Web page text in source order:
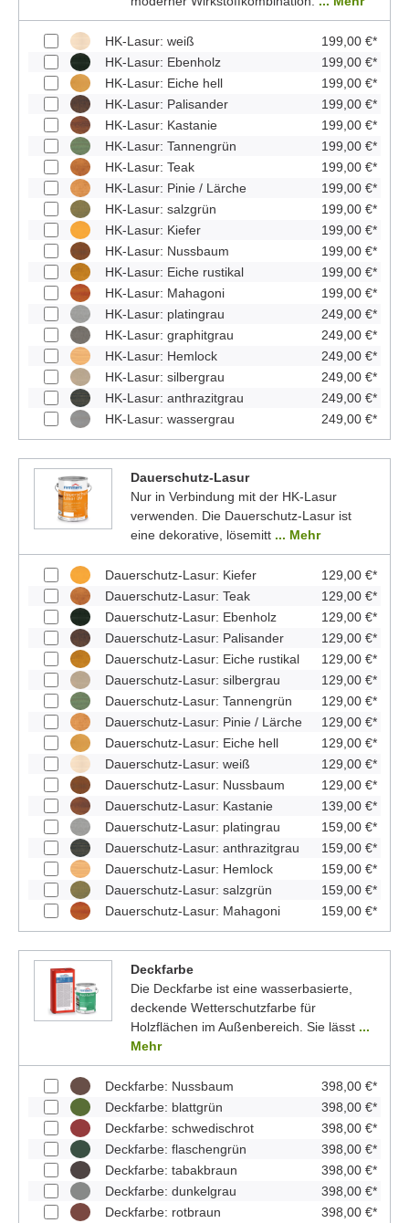
HK-Lasur: weiß
199,00 €*
HK-Lasur: Ebenholz
199,00 €*
HK-Lasur: Eiche hell
199,00 €*
HK-Lasur: Palisander
199,00 €*
HK-Lasur: Kastanie
199,00 €*
HK-Lasur: Tannengrün
199,00 €*
HK-Lasur: Teak
199,00 €*
HK-Lasur: Pinie / Lärche
199,00 €*
HK-Lasur: salzgrün
199,00 €*
HK-Lasur: Kiefer
199,00 €*
HK-Lasur: Nussbaum
199,00 €*
HK-Lasur: Eiche rustikal
199,00 €*
HK-Lasur: Mahagoni
199,00 €*
HK-Lasur: platingrau
249,00 €*
HK-Lasur: graphitgrau
249,00 €*
HK-Lasur: Hemlock
249,00 €*
HK-Lasur: silbergrau
249,00 €*
HK-Lasur: anthrazitgrau
249,00 €*
HK-Lasur: wassergrau
249,00 €*
Dauerschutz-Lasur
Nur in Verbindung mit der HK-Lasur
verwenden. Die Dauerschutz-Lasur ist
eine dekorative, lösemitt ... Mehr
Dauerschutz-Lasur: Kiefer
129,00 €*
Dauerschutz-Lasur: Teak
129,00 €*
Dauerschutz-Lasur: Ebenholz
129,00 €*
Dauerschutz-Lasur: Palisander
129,00 €*
Dauerschutz-Lasur: Eiche rustikal
129,00 €*
Dauerschutz-Lasur: silbergrau
129,00 €*
Dauerschutz-Lasur: Tannengrün
129,00 €*
Dauerschutz-Lasur: Pinie / Lärche
129,00 €*
Dauerschutz-Lasur: Eiche hell
129,00 €*
Dauerschutz-Lasur: weiß
129,00 €*
Dauerschutz-Lasur: Nussbaum
129,00 €*
Dauerschutz-Lasur: Kastanie
139,00 €*
Dauerschutz-Lasur: platingrau
159,00 €*
Dauerschutz-Lasur: anthrazitgrau
159,00 €*
Dauerschutz-Lasur: Hemlock
159,00 €*
Dauerschutz-Lasur: salzgrün
159,00 €*
Dauerschutz-Lasur: Mahagoni
159,00 €*
Deckfarbe
Die Deckfarbe ist eine wasserbasierte,
deckende Wetterschutzfarbe für
Holzflächen im Außenbereich. Sie lässt ...
Mehr
Deckfarbe: Nussbaum
398,00 €*
Deckfarbe: blattgrün
398,00 €*
Deckfarbe: schwedischrot
398,00 €*
Deckfarbe: flaschengrün
398,00 €*
Deckfarbe: tabakbraun
398,00 €*
Deckfarbe: dunkelgrau
398,00 €*
Deckfarbe: rotbraun
398,00 €*